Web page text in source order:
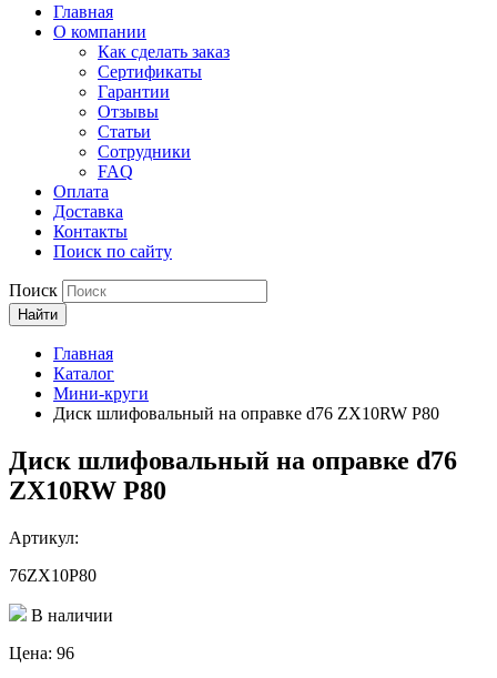
Главная
О компании
Как сделать заказ
Сертификаты
Гарантии
Отзывы
Статьи
Сотрудники
FAQ
Оплата
Доставка
Контакты
Поиск по сайту
Поиск
Найти
Главная
Каталог
Мини-круги
Диск шлифовальный на оправке d76 ZX10RW P80
Диск шлифовальный на оправке d76
ZX10RW P80
Артикул:
76ZX10P80
В наличии
Цена: 96